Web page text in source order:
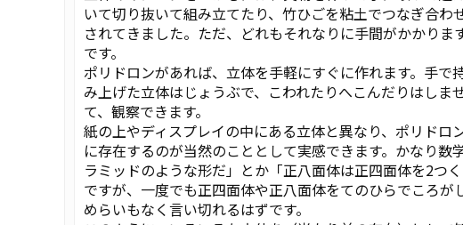
いて切り抜いて組み立てたり、竹ひごを粘土でつなぎ合
されてきました。ただ、どれもそれなりに手間がかかり
です。
ポリドロンがあれば、立体を手軽にすぐに作れます。手
み上げた立体はじょうぶで、こわれたりへこんだりはし
て、観察できます。
紙の上やディスプレイの中にある立体と異なり、ポリド
に存在するのが当然のこととして実感できます。かなり
ラミッドのような形だ」とか「正八面体は正四面体を2つ
ですが、一度でも正四面体や正八面体をてのひらでころ
めらいもなく言い切れるはずです。